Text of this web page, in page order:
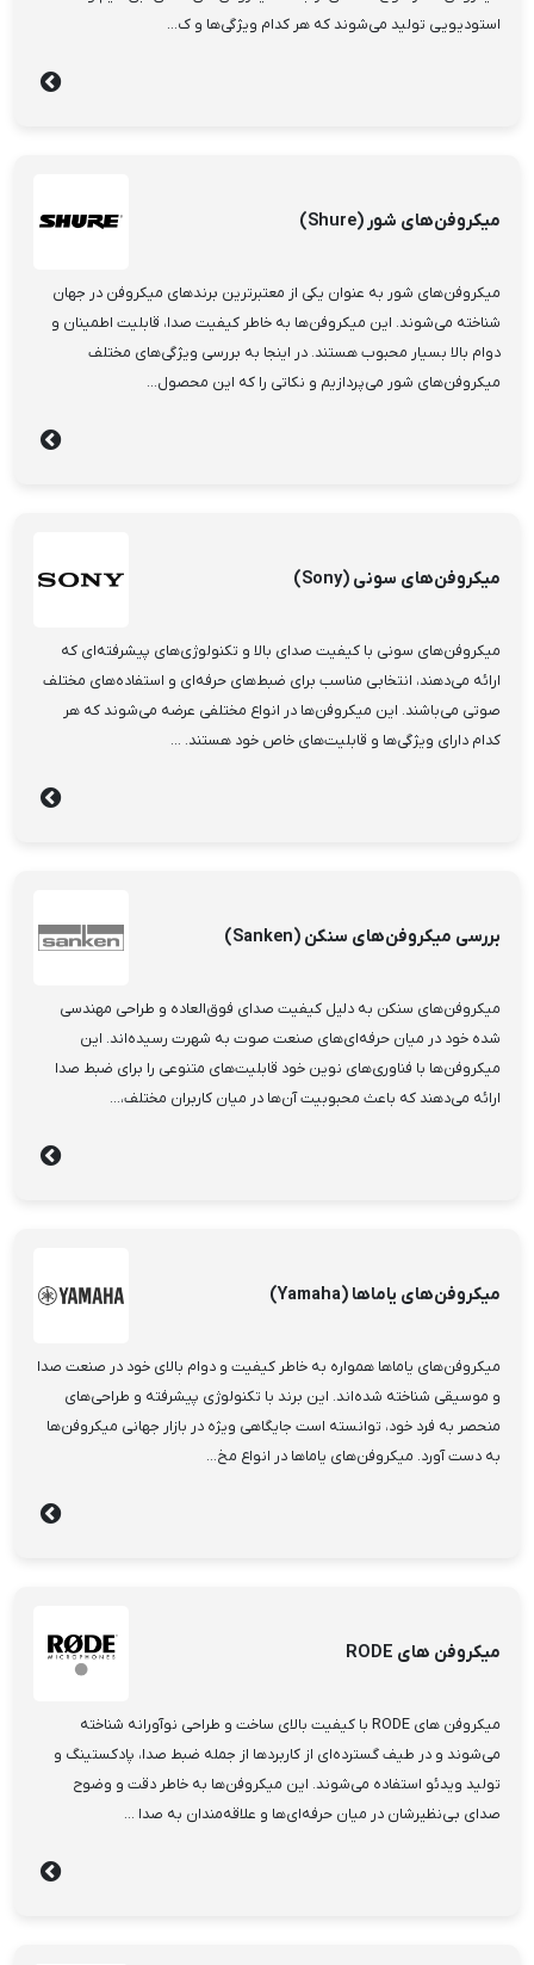
استودیویی تولید می‌شوند که هر کدام ویژگی‌ها و ک...
میکروفن‌های شور (Shure)
میکروفن‌های شور به عنوان یکی از معتبرترین برندهای میکروفن در جهان
شناخته می‌شوند. این میکروفن‌ها به خاطر کیفیت صدا، قابلیت اطمینان و
دوام بالا بسیار محبوب هستند. در اینجا به بررسی ویژگی‌های مختلف
میکروفن‌های شور می‌پردازیم و نکاتی را که این محصول...
میکروفن‌های سونی (Sony)
میکروفن‌های سونی با کیفیت صدای بالا و تکنولوژی‌های پیشرفته‌ای که
ارائه می‌دهند، انتخابی مناسب برای ضبط‌های حرفه‌ای و استفاده‌های مختلف
صوتی می‌باشند. این میکروفن‌ها در انواع مختلفی عرضه می‌شوند که هر
کدام دارای ویژگی‌ها و قابلیت‌های خاص خود هستند. ...
بررسی میکروفن‌های سنکن (Sanken)
میکروفن‌های سنکن به دلیل کیفیت صدای فوق‌العاده و طراحی مهندسی
شده خود در میان حرفه‌ای‌های صنعت صوت به شهرت رسیده‌اند. این
میکروفن‌ها با فناوری‌های نوین خود قابلیت‌های متنوعی را برای ضبط صدا
ارائه می‌دهند که باعث محبوبیت آن‌ها در میان کاربران مختلف،...
میکروفن‌های یاماها (Yamaha)
میکروفن‌های یاماها همواره به خاطر کیفیت و دوام بالای خود در صنعت صدا
و موسیقی شناخته شده‌اند. این برند با تکنولوژی پیشرفته و طراحی‌های
منحصر به فرد خود، توانسته است جایگاهی ویژه در بازار جهانی میکروفن‌ها
به دست آورد. میکروفن‌های یاماها در انواع مخ...
میکروفن های RODE
میکروفن های RODE با کیفیت بالای ساخت و طراحی نوآورانه شناخته
می‌شوند و در طیف گسترده‌ای از کاربردها از جمله ضبط صدا، پادکستینگ و
تولید ویدئو استفاده می‌شوند. این میکروفن‌ها به خاطر دقت و وضوح
صدای بی‌نظیرشان در میان حرفه‌ای‌ها و علاقه‌مندان به صدا ...